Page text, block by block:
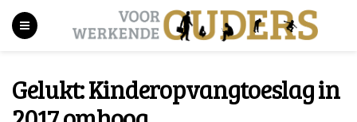
Gelukt: Kinderopvangtoeslag in